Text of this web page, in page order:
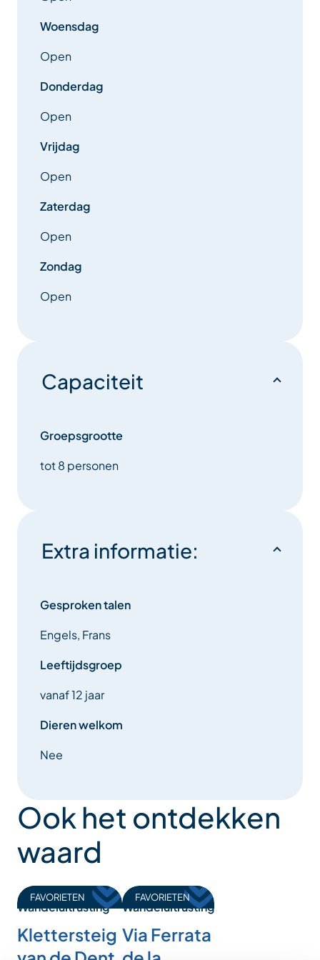
Woensdag
Open
Donderdag
Open
Vrijdag
Open
Zaterdag
Open
Zondag
Open
Capaciteit
Groepsgrootte
tot 8 personen
Extra informatie:
Gesproken talen
Engels, Frans
Leeftijdsgroep
vanaf 12 jaar
Dieren welkom
Nee
Ook het ontdekken
waard
FAVORIETEN
Wandeluitrusting
Klettersteig
FAVORIETEN
Wandeluitrusting
Via Ferrata